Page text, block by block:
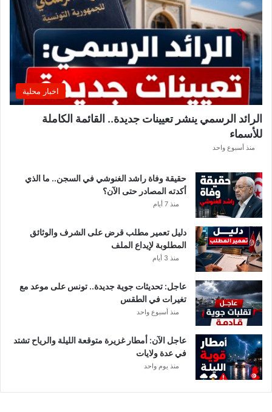
اخبار محلية
الرائد الرسمي ينشر تعيينات جديدة.. القائمة الكاملة
للأسماء
منذ أسبوع واحد
حقيقة وفاة راشد الغنوشي في السجن.. ما الذي
أكدته المصادر حتى الآن؟
منذ 7 أيام
دليل تعمير مطلب قرض على الشرف والوثائق
المطلوبة لإيداع الملف
منذ 3 أيام
عاجل: تحديثات جوية جديدة.. تونس على موعد مع
تغيرات في الطقس
منذ أسبوع واحد
عاجل الآن: أمطار غزيرة متوقعة الليلة والرياح تشتد
في عدة ولايات
منذ يوم واحد